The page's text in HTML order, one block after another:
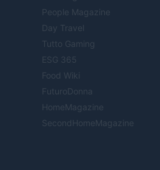
People Magazine
Day Travel
Tutto Gaming
ESG 365
Food Wiki
FuturoDonna
HomeMagazine
SecondHomeMagazine